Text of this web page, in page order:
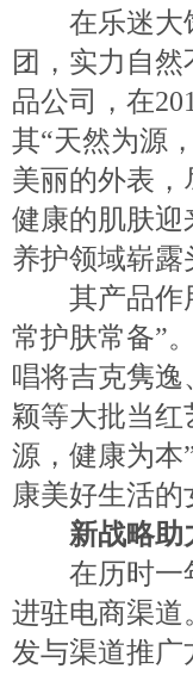
在乐迷大饱
团，实力自
品公司，在
其“天然为源
美丽的外表
健康的肌肤迎
养护领域崭露
其产品作用
常护肤常备”
唱将吉克隽
颖等大批当
源，健康为本
康美好生活的
新战略助
在历时一年
进驻电商渠道
发与渠道推